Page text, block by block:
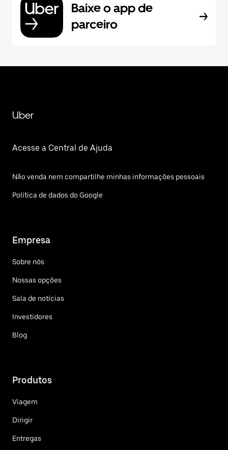
Baixe o app de
parceiro
Uber
Acesse a Central de Ajuda
Não venda nem compartilhe minhas informações pessoais
Política de dados do Google
Empresa
Sobre nós
Nossas opções
Sala de notícias
Investidores
Blog
Produtos
Viagem
Dirigir
Entregas